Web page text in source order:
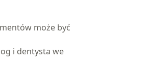
może być
i dentysta we